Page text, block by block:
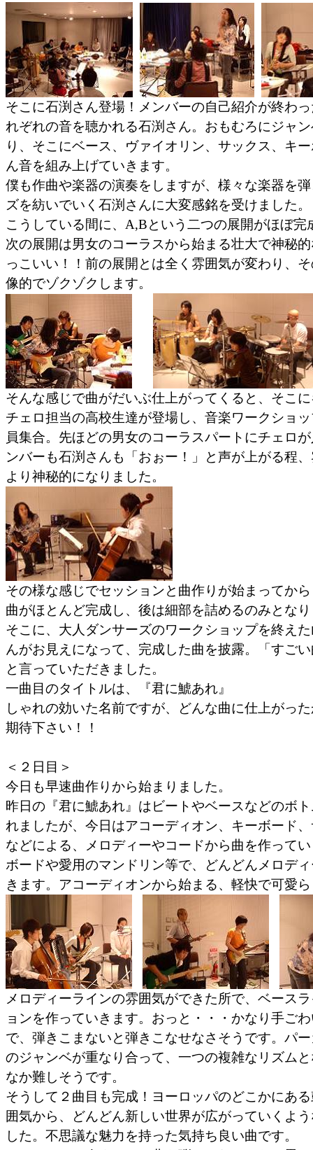
そこに石渕さん登場！メンバーの自己紹介が終わ
れぞれの音を聴かれる石渕さん。おもむろにジャ
り、そこにベース、ヴァイオリン、サックス、キ
ん音を組み上げていきます。
僕も作曲や楽器の演奏をしますが、様々な楽器を
ズを紡いでいく石渕さんに大変感銘を受けました
こうしている間に、A,Bという二つの展開がほぼ完
次の展開は男女のコーラスから始まる壮大で神秘
っこいい！！前の展開とは全く雰囲気が変わり、
像的でゾクゾクします。
そんな感じで曲がだいぶ仕上がってくると、そこ
チェロ担当の高校生達が登場し、音楽ワークショ
員集合。先ほどの男女のコーラスパートにチェロ
ンバーも石渕さんも「おぉー！」と声が上がる程
より神秘的になりました。
その様な感じでセッションと曲作りが始まってか
曲がほとんど完成し、後は細部を詰めるのみとな
そこに、大人ダンサーズのワークショップを終え
んがお見えになって、完成した曲を披露。「すご
と言っていただきました。
一曲目のタイトルは、『君に鯱あれ』
しゃれの効いた名前ですが、どんな曲に仕上がっ
期待下さい！！
＜２日目＞
今日も早速曲作りから始まりました。
昨日の『君に鯱あれ』はビートやベースなどのボ
れましたが、今日はアコーディオン、キーボード
などによる、メロディーやコードから曲を作って
ボードや愛用のマンドリン等で、どんどんメロデ
きます。アコーディオンから始まる、軽快で可愛
メロディーラインの雰囲気ができた所で、ベース
ョンを作っていきます。おっと・・・かなり手ご
で、弾きこまないと弾きこなせなさそうです。パ
のジャンベが重なり合って、一つの複雑なリズム
なか難しそうです。
そうして２曲目も完成！ヨーロッパのどこかにあ
囲気から、どんどん新しい世界が広がっていくよ
した。不思議な魅力を持った気持ち良い曲です。